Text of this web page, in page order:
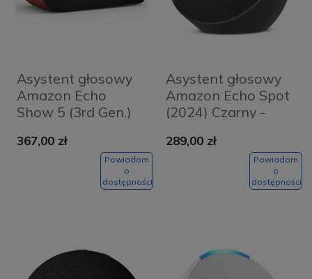
Asystent głosowy
Amazon Echo
Show 5 (3rd Gen.)
Wielokolorowy -
367,00 zł
Powiadom
o
dostępności
Asystent głosowy
Amazon Echo Spot
(2024) Czarny -
289,00 zł
Powiadom
o
dostępności